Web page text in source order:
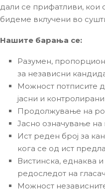
дали се прифатливи, кои
бидеме вклучени во
Нашите барања се:
Разумен,
за независни
Можност потписите
јасни и
Продолжување на
Јасно означување на
Ист реден број за
кога се од ист
Вистинска, еднаква
редоследот на
Можност